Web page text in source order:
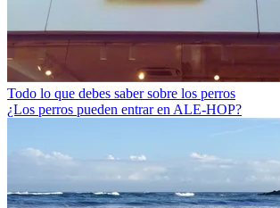
Todo lo que debes saber sobre los perros
¿Los perros pueden entrar en ALE-HOP?